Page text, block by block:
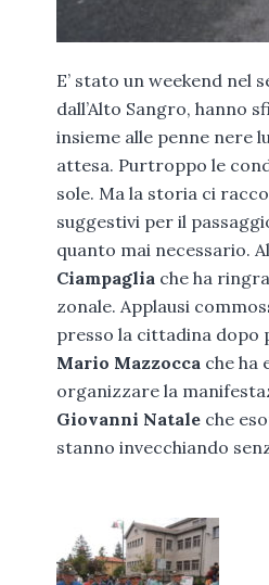
E’ stato un weekend nel
dall’Alto Sangro, hanno
insieme alle penne nere
attesa. Purtroppo le
sole. Ma la storia ci
suggestivi per il
quanto mai necessario.
Ciampaglia che ha
zonale. Applausi
presso la cittadina dopo
Mario Mazzocca che ha
organizzare la
Giovanni Natale che
stanno invecchiando